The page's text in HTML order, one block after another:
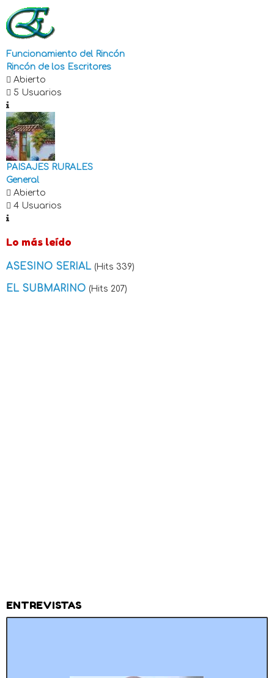
Funcionamiento del Rincón
Rincón de los Escritores
Abierto
5 Usuarios
PAISAJES RURALES
General
Abierto
4 Usuarios
Lo más leído
ASESINO SERIAL (Hits 339)
EL SUBMARINO (Hits 207)
ENTREVISTAS